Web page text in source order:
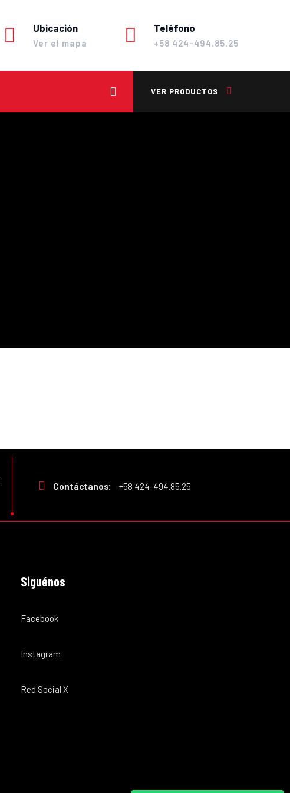
Ubicación
Ver el mapa
Teléfono
+58 424-494.85.25
VER PRODUCTOS
Contáctanos: +58 424-494.85.25
Siguénos
Facebook
Instagram
Red Social X